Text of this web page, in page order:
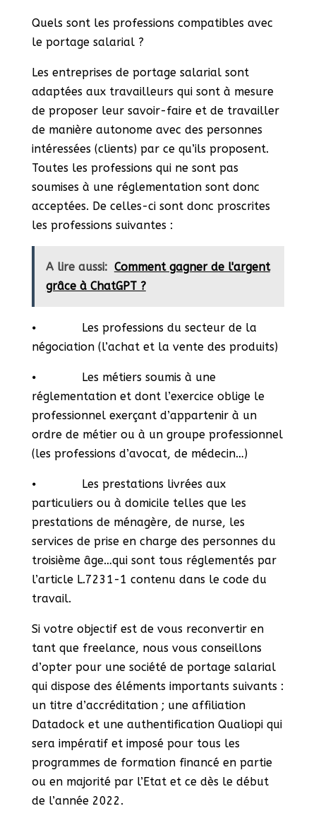
Quels sont les professions compatibles avec
le portage salarial ?
Les entreprises de portage salarial sont
adaptées aux travailleurs qui sont à mesure
de proposer leur savoir-faire et de travailler
de manière autonome avec des personnes
intéressées (clients) par ce qu’ils proposent.
Toutes les professions qui ne sont pas
soumises à une réglementation sont donc
acceptées. De celles-ci sont donc proscrites
les professions suivantes :
A lire aussi: Comment gagner de l'argent
grâce à ChatGPT ?
⦁ Les professions du secteur de la
négociation (l’achat et la vente des produits)
⦁ Les métiers soumis à une
réglementation et dont l’exercice oblige le
professionnel exerçant d’appartenir à un
ordre de métier ou à un groupe professionnel
(les professions d’avocat, de médecin…)
⦁ Les prestations livrées aux
particuliers ou à domicile telles que les
prestations de ménagère, de nurse, les
services de prise en charge des personnes du
troisième âge…qui sont tous réglementés par
l’article L.7231-1 contenu dans le code du
travail.
Si votre objectif est de vous reconvertir en
tant que freelance, nous vous conseillons
d’opter pour une société de portage salarial
qui dispose des éléments importants suivants :
un titre d’accréditation ; une affiliation
Datadock et une authentification Qualiopi qui
sera impératif et imposé pour tous les
programmes de formation financé en partie
ou en majorité par l’Etat et ce dès le début
de l’année 2022.